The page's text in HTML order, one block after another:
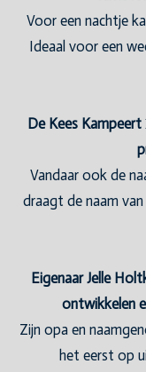
Voor een nachtje
Ideaal voor een
De Kees
Vandaar ook de
draagt de naam
Eigenaar Jelle
ontwikkelen
Zijn opa en
het eerst op